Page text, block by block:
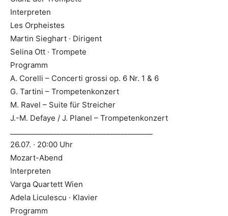
Interpreten
Les Orpheistes
Martin Sieghart · Dirigent
Selina Ott · Trompete
Programm
A. Corelli – Concerti grossi op. 6 Nr. 1 & 6
G. Tartini – Trompetenkonzert
M. Ravel – Suite für Streicher
J.-M. Defaye / J. Planel – Trompetenkonzert
26.07. · 20:00 Uhr
Mozart-Abend
Interpreten
Varga Quartett Wien
Adela Liculescu · Klavier
Programm